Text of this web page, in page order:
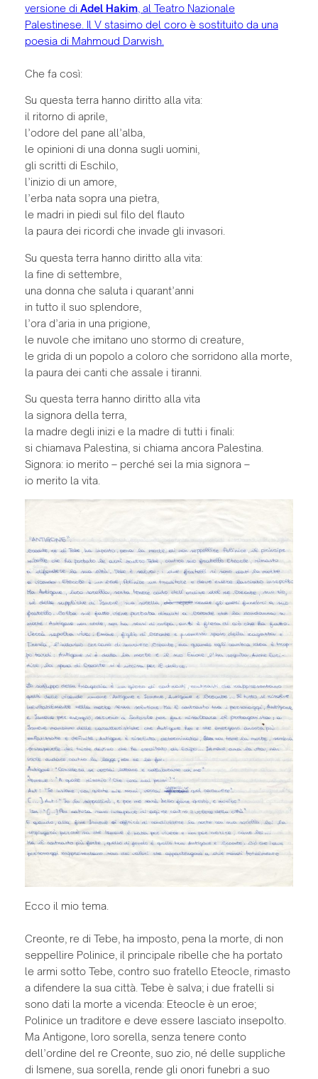
versione di Adel Hakim, al Teatro Nazionale
Palestinese. Il V stasimo del coro è sostituito da una
poesia di Mahmoud Darwish.
Che fa così:
Su questa terra hanno diritto alla vita:
il ritorno di aprile,
l’odore del pane all’alba,
le opinioni di una donna sugli uomini,
gli scritti di Eschilo,
l’inizio di un amore,
l’erba nata sopra una pietra,
le madri in piedi sul filo del flauto
la paura dei ricordi che invade gli invasori.
Su questa terra hanno diritto alla vita:
la fine di settembre,
una donna che saluta i quarant’anni
in tutto il suo splendore,
l’ora d’aria in una prigione,
le nuvole che imitano uno stormo di creature,
le grida di un popolo a coloro che sorridono alla morte,
la paura dei canti che assale i tiranni.
Su questa terra hanno diritto alla vita
la signora della terra,
la madre degli inizi e la madre di tutti i finali:
si chiamava Palestina, si chiama ancora Palestina.
Signora: io merito – perché sei la mia signora –
io merito la vita.
Ecco il mio tema.
Creonte, re di Tebe, ha imposto, pena la morte, di non
seppellire Polinice, il principale ribelle che ha portato
le armi sotto Tebe, contro suo fratello Eteocle, rimasto
a difendere la sua città. Tebe è salva; i due fratelli si
sono dati la morte a vicenda: Eteocle è un eroe;
Polinice un traditore e deve essere lasciato insepolto.
Ma Antigone, loro sorella, senza tenere conto
dell’ordine del re Creonte, suo zio, né delle suppliche
di Ismene, sua sorella, rende gli onori funebri a suo